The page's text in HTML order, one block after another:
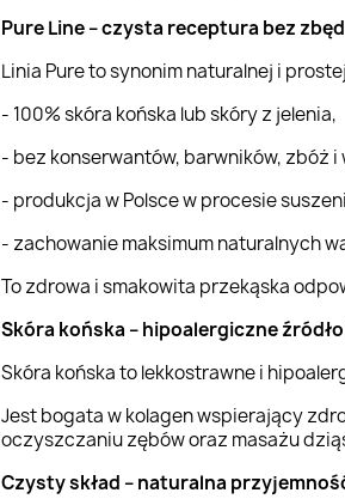
Pure Line – czysta receptura bez
Linia Pure to synonim naturalnej i
- 100% skóra końska lub skóry z jelenia,
- bez konserwantów, barwników, zbóż i
- produkcja w Polsce w procesie
- zachowanie maksimum naturalnych
To zdrowa i smakowita przekąska
Skóra końska – hipoalergiczne źródło
Skóra końska to lekkostrawne i
Jest bogata w kolagen wspierający
oczyszczaniu zębów oraz masażu
Czysty skład – naturalna